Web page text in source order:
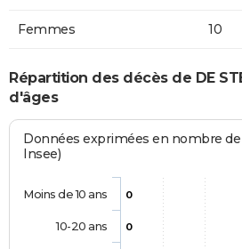
Femmes 10
Répartition des décès de DE
d'âges
Données exprimées en nombre de
Insee)
0
0
Moins de 10 ans
10-20 ans